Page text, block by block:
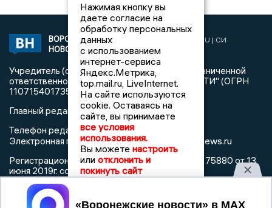
ВОРОНЕЖСКИЕ
НОВОСТИ
2019 © VORONEZHNEWS.RU | СИ
«Воронежские новости»
Учредитель (соучредители): Общество с ограниченной
ответственностью "РЕГИОНАЛЬНЫЕ НОВОСТИ" (ОГРН
1107154017354)
Главный редактор: Пирогов А.А.
Телефон редакции: +7 (473) 262 77 92
Электронная почта редакции:info@voronezhnews.ru
Регистрационный номер: серия Эл № ФС 77 - 75880 от 13
июня 2019г. согласно выписке из реестра
зарегистрированных средств массовой информации
выдана Федеральной службой по надзору в сфере связи,
информационных технологий и массовых коммуникаций
Нажимая кнопку вы
даете согласие на
обработку персональных
данных
с использованием
интернет-сервиса
Яндекс.Метрика,
top.mail.ru, LiveInternet.
На сайте используются
cookie. Оставаясь на
сайте, вы принимаете
все условия
использования.
Вы можете настроить
или отклонить и
покинуть сайт
Принять